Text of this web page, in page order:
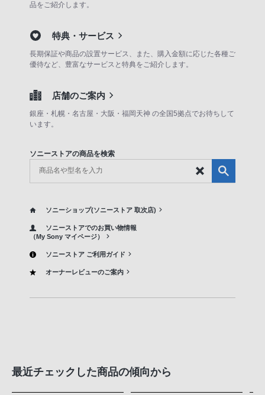
品をご紹介します。
特典・サービス
長期保証や商品の設置サービス、また、購入金額に応じた各種ご
優待など、豊富なサービスと特典をご紹介します。
店舗のご案内
銀座・札幌・名古屋・大阪・福岡天神 の全国5拠点でお待ちして
います。
ソニーストアの商品を検索
ソニーショップ(ソニーストア 取次店)
ソニーストアでのお買い物情報
（My Sony マイページ）
ソニーストア ご利用ガイド
オーナーレビューのご案内
最近チェックした商品の傾向から